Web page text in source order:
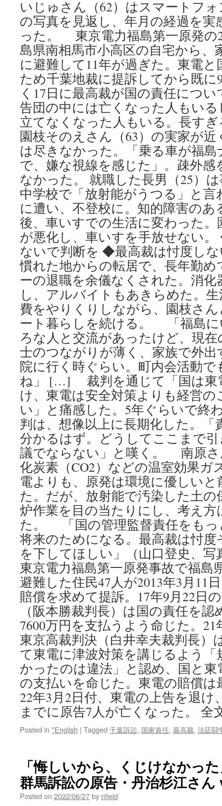
いじゅさん（62）はスマートフ
の写真を見返し、年月の経過を
った。 東京電力福島第一原発の
島県南相馬市小高区の自宅から、
に避難して11年が過ぎた。東電
ため千葉地裁に提訴してから既
く17日に最高裁が国の責任につ
告団の中には亡くなった人もい
立てなくなった人もいる。長す
園枝そのえさん（63）の実家が
は尽きなかった。「乗る車が福
で、嫌な視線を感じた」。疎外
なかった。 就職した長男（25）
中学校で「放射能がうつる」と
に遭い、不登校に。知的障害のあ
後、車いすでの生活に変わった
が悪化し、車いすを手放せない
ないで判断を ◆最高裁は忖度し
慣れた地からの転居で、長年勤
ーの退職を余儀なくされた。消化
し、アルバイトもあきらめた。
費をやりくりしながら、園枝さ
ート暮らしを続ける。 「福島
ろな人と交流があったけど、現
士のつながりが薄く、家族で外
院に行く時ぐらい。町内会活動
ね」 […] 裁判を通じて「国は東
け、東電は安全対策よりも経営
い」と痛感した。5年ぐらいで終
判は、想像以上に長期化した。「
分かるはず。どうしてここまで
議でならない」と嘆く。 南原さ
化炭素（CO2）などの温室効果ガ
電よりも、原発は環境に優しい
た。だが、放射能で汚染した土
炉作業を目の当たりにし、考え方
た。 「国の管理監督責任をもっ
将来のためになる。最高裁は忖
を下してほしい」（山口登史
東京電力福島第一原発事故で福島
避難した住民47人が2013年3月11
賠償を求めて提訴。17年9月22日
（阪本勝裁判長）は国の責任を
7600万円を支払うよう命じた。21
東京高裁判決（白井幸夫裁判長）
て東電に津波対策を講じるよう
かったのは違法」と認め、国と東
の支払いを命じた。東電の賠償は
22年3月2日付、東電の上告を退け
までに原告7人が亡くなった。 全
Posted in *English | Tagged 千葉訴訟, 国家責任, 最高裁, 法廷闘
「悔しいから、くじけなかっ
群馬訴訟の原告・丹治杉江さ
Posted on 2022/06/27by nfield